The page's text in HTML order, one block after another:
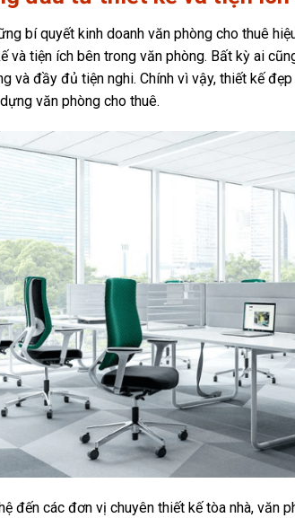
bí quyết kinh doanh văn phòng cho thuê
và tiện ích bên trong văn phòng. Bất kỳ ai
và đầy đủ tiện nghi. Chính vì vậy, thiết kế
văn phòng cho thuê.
đến các đơn vị chuyên thiết kế tòa nhà, văn